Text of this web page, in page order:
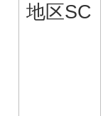
地区SC